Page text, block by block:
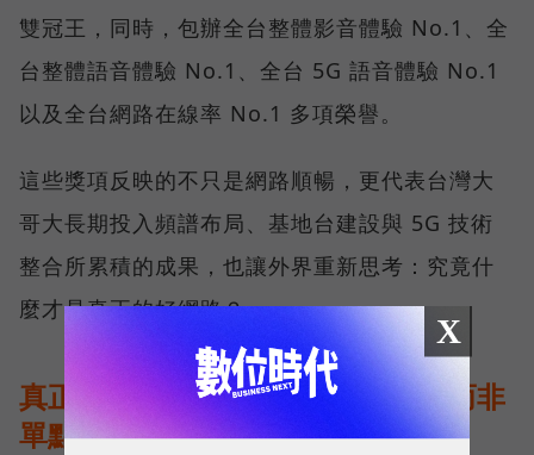
雙冠王，同時，包辦全台整體影音體驗 No.1、全
台整體語音體驗 No.1、全台 5G 語音體驗 No.1
以及全台網路在線率 No.1 多項榮譽。
這些獎項反映的不只是網路順暢，更代表台灣大
哥大長期投入頻譜布局、基地台建設與 5G 技術
整合所累積的成果，也讓外界重新思考：究竟什
麼才是真正的好網路？
真正的好網路，比的是長期穩定、而非
單點測速
X